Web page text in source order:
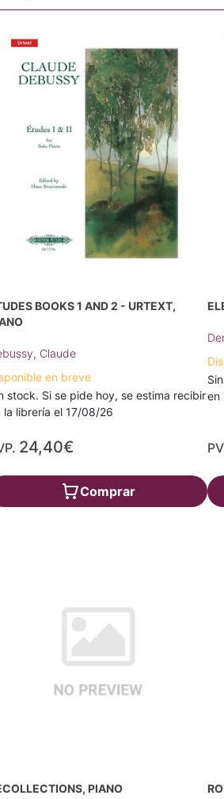
BOOKS 1 AND 2 - URTEXT,
Claude
en breve
stock. Si se pide hoy, se estima recibir
la librería el 17/08/26
24,40€
Comprar
en
PIANO